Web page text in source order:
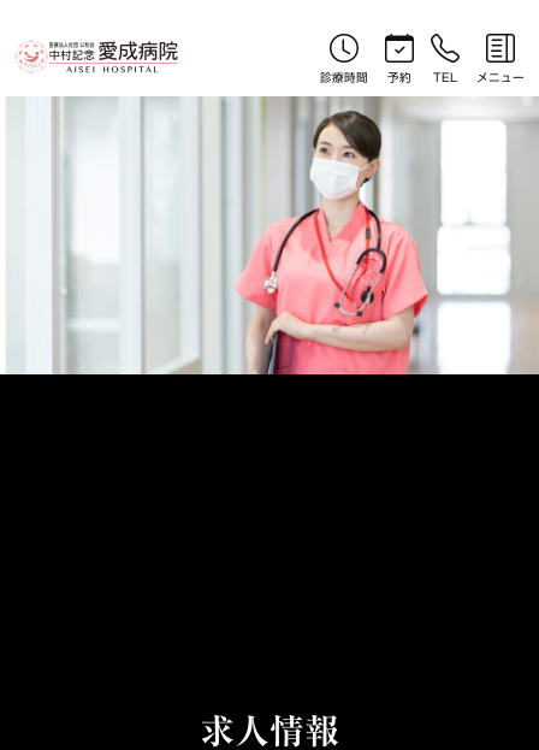
求人情報
診療時間 予約 TEL メニュー